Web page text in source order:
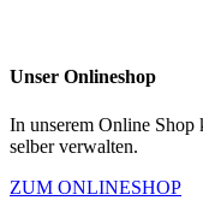
Unser Onlineshop
In unserem Online Shop
selber verwalten.
ZUM ONLINESHOP